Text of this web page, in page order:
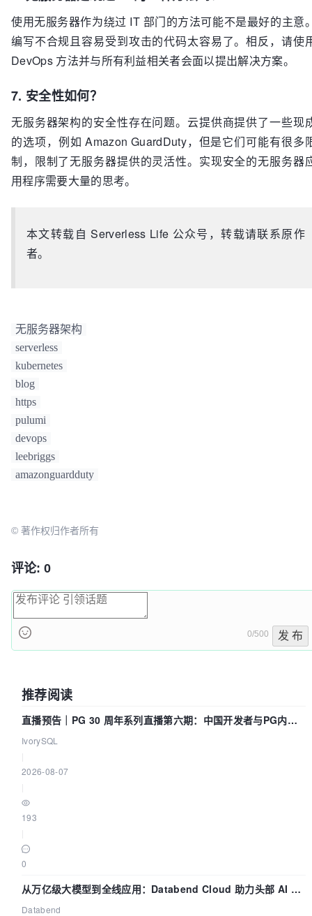
使用无服务器作为绕过 IT 部门的方法可能不是最好的主意
编写不合规且容易受到攻击的代码太容易了。相反，请使
DevOps 方法并与所有利益相关者会面以提出解决方案。
7. 安全性如何？
无服务器架构的安全性存在问题。云提供商提供了一些现
的选项，例如 Amazon GuardDuty，但是它们可能有很多
制，限制了无服务器提供的灵活性。实现安全的无服务器
用程序需要大量的思考。
本文转载自 Serverless Life 公众号，转载请联系原作
者。
无服务器架构
serverless
kubernetes
blog
https
pulumi
devops
leebriggs
amazonguardduty
© 著作权归作者所有
评论: 0
0/500 发 布
推荐阅读
直播预告｜PG 30 周年系列直播第六期：中国开发者与PG内核
——我们改得动吗？我们贡献了什么？
IvorySQL
2026-08-07
193
0
从万亿级大模型到全线应用：Databend Cloud 助力头部 AI 企
业构建全链路 Trace 数据管道
Databend